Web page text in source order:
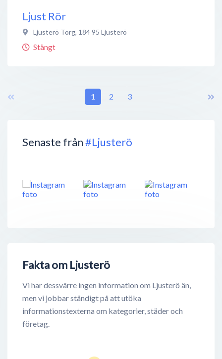
Senaste från#Ljusterö
Fakta om Ljusterö
Vi har dessvärre ingen information om Ljusterö än,
men vi jobbar ständigt på att utöka
informationstexterna om kategorier, städer och
företag.
Ljust Rör
Ljusterö Torg, 184 95 Ljusterö
Stängt
1 2 3